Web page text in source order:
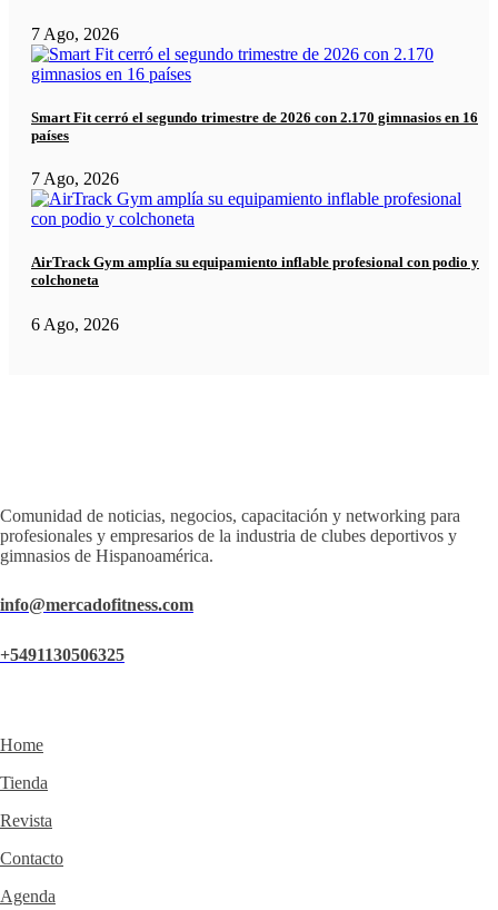
7 Ago, 2026
Smart Fit cerró el segundo trimestre de 2026 con 2.170 gimnasios en 16
países
7 Ago, 2026
AirTrack Gym amplía su equipamiento inflable profesional con podio y
colchoneta
6 Ago, 2026
Comunidad de noticias, negocios, capacitación y networking para
profesionales y empresarios de la industria de clubes deportivos y
gimnasios de Hispanoamérica.
info@mercadofitness.com
+5491130506325
Home
Tienda
Revista
Contacto
Agenda